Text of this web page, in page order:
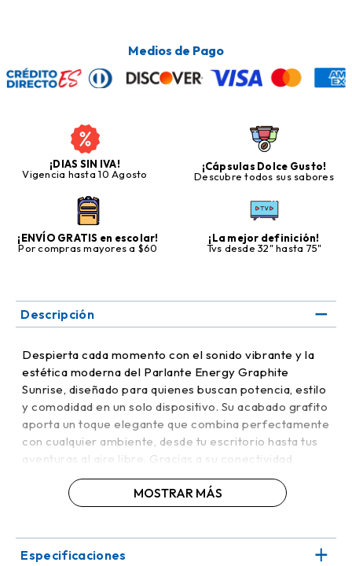
Medios de Pago
¡DIAS SIN IVA!
Vigencia hasta 10 Agosto
¡Cápsulas Dolce Gusto!
Descubre todos sus sabores
¡ENVÍO GRATIS en escolar!
Por compras mayores a $60
¡La mejor definición!
Tvs desde 32" hasta 75"
Descripción
Despierta cada momento con el sonido vibrante y la
estética moderna del Parlante Energy Graphite
Sunrise, diseñado para quienes buscan potencia, estilo
y comodidad en un solo dispositivo. Su acabado grafito
aporta un toque elegante que combina perfectamente
con cualquier ambiente, desde tu escritorio hasta tus
aventuras al aire libre. Gracias a su conectividad
inalámbrica, podrás disfrutar de tu música favorita sin
cables y con total libertad de movimiento.
equilibrado mejora cada playlist, película o podcast.
MOSTRAR MÁS
Especificaciones